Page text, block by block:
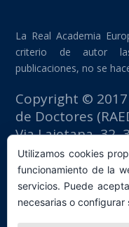
La Real Academia
criterio de autor
publicaciones, no se
Copyright ©
de Doctores
Via Laietana, 32,
Edificio
08003 Barcelona
tlf: +34 93 667 40
Contacto y
Utilizamos cookies
funcionamiento de la
servicios. Puede
necesarias o configurar